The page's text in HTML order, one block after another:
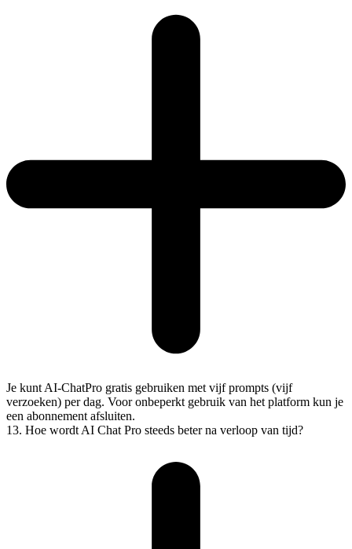
Je kunt AI-ChatPro gratis gebruiken met vijf prompts (vijf
verzoeken) per dag. Voor onbeperkt gebruik van het platform kun je
een abonnement afsluiten.
13. Hoe wordt AI Chat Pro steeds beter na verloop van tijd?